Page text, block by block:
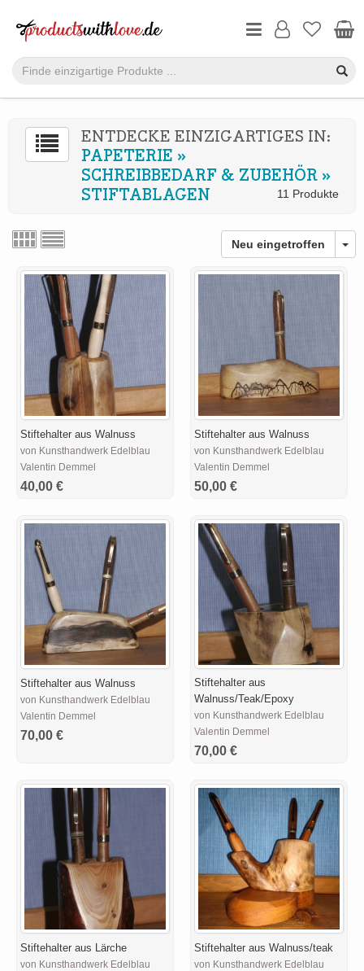
ENTDECKE EINZIGARTIGES IN:
PAPETERIE »
SCHREIBBEDARF & ZUBEHÖR »
STIFTABLAGEN
11 Produkte
Neu eingetroffen
Stiftehalter aus Walnuss
von Kunsthandwerk Edelblau
Valentin Demmel
40,00 €
Stiftehalter aus Walnuss
von Kunsthandwerk Edelblau
Valentin Demmel
50,00 €
Stiftehalter aus Walnuss
von Kunsthandwerk Edelblau
Valentin Demmel
70,00 €
Stiftehalter aus
Walnuss/Teak/Epoxy
von Kunsthandwerk Edelblau
Valentin Demmel
70,00 €
Stiftehalter aus Lärche
von Kunsthandwerk Edelblau
Stiftehalter aus Walnuss/teak
von Kunsthandwerk Edelblau